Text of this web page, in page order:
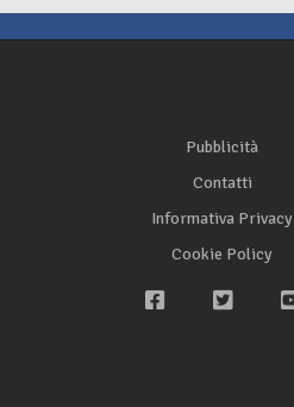
Pubblicità
Contatti
Informativa Privacy
Cookie Policy